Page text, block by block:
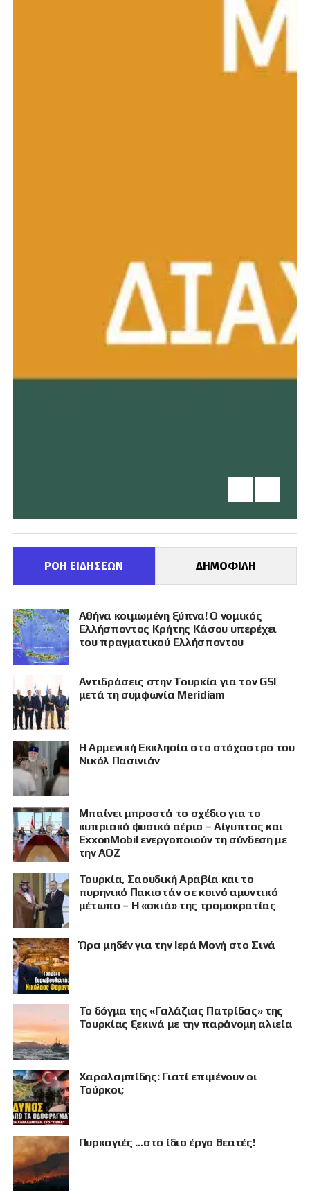
ΠΡΟΒΟΛΗ
ΡΟΗ ΕΙΔΗΣΕΩΝ ΔΗΜΟΦΙΛΗ
Αθήνα κοιμωμένη ξύπνα! Ο νομικός
Ελλήσποντος Κρήτης Κάσου υπερέχει
του πραγματικού Ελλήσποντου
Αντιδράσεις στην Τουρκία για τον GSI
μετά τη συμφωνία Meridiam
Η Αρμενική Εκκλησία στο στόχαστρο του
Νικόλ Πασινιάν
Μπαίνει μπροστά το σχέδιο για το
κυπριακό φυσικό αέριο – Αίγυπτος και
ExxonMobil ενεργοποιούν τη σύνδεση με
την ΑΟΖ
Τουρκία, Σαουδική Αραβία και το
πυρηνικό Πακιστάν σε κοινό αμυντικό
μέτωπο – Η «σκιά» της τρομοκρατίας
Ώρα μηδέν για την Ιερά Μονή στο Σινά
Το δόγμα της «Γαλάζιας Πατρίδας» της
Τουρκίας ξεκινά με την παράνομη αλιεία
Χαραλαμπίδης: Γιατί επιμένουν οι
Τούρκοι;
Πυρκαγιές …στο ίδιο έργο θεατές!